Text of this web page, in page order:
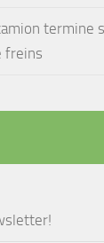
termine
freins